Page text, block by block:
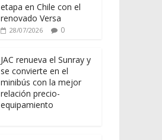
etapa en Chile con el
renovado Versa
28/07/2026 0
JAC renueva el Sunray y
se convierte en el
minibús con la mejor
relación precio-
equipamiento